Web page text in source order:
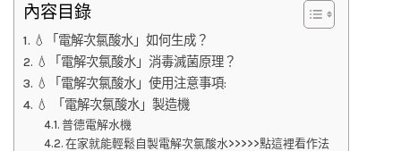
內容目錄
💧「電解次氯酸水」如何生成？
💧「電解次氯酸水」消毒滅菌原理？
💧「電解次氯酸水」使用注意事項:
💧 「電解次氯酸水」製造機
普德電解水機
在家就能輕鬆自製電解次氯酸水>>>>>點這裡看作法